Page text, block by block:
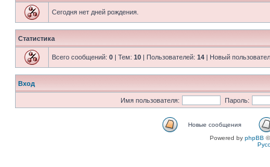
Сегодня нет дней рождения.
Статистика
Всего сообщений: 0 | Тем: 10 | Пользователей: 14 | Новый
Вход
Имя пользователя: Пароль:
Новые сообщения
Powered by phpBB